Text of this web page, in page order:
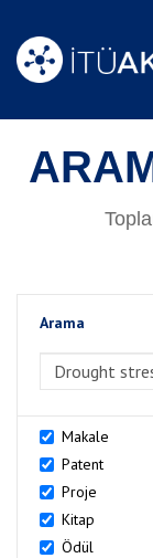
Arama
Makale
Patent
Proje
Kitap
Ödül